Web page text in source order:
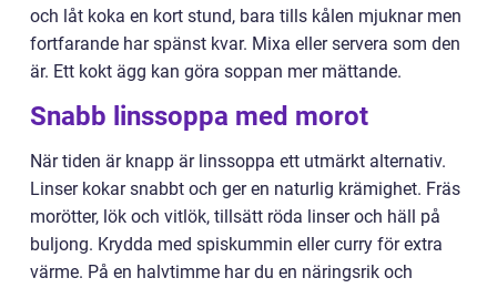
och låt koka en kort stund, bara tills kålen mjuknar men
fortfarande har spänst kvar. Mixa eller servera som den
är. Ett kokt ägg kan göra soppan mer mättande.
Snabb linssoppa med morot
När tiden är knapp är linssoppa ett utmärkt alternativ.
Linser kokar snabbt och ger en naturlig krämighet. Fräs
morötter, lök och vitlök, tillsätt röda linser och häll på
buljong. Krydda med spiskummin eller curry för extra
värme. På en halvtimme har du en näringsrik och